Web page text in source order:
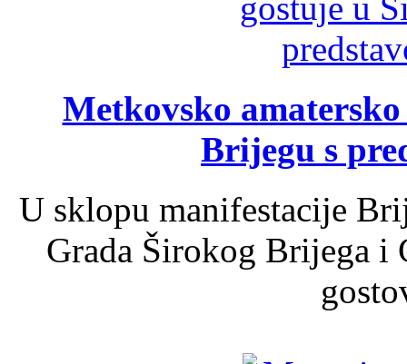
Metkovsko
Brijegu s
U sklopu manifestacije
Grada Širokog Brijega